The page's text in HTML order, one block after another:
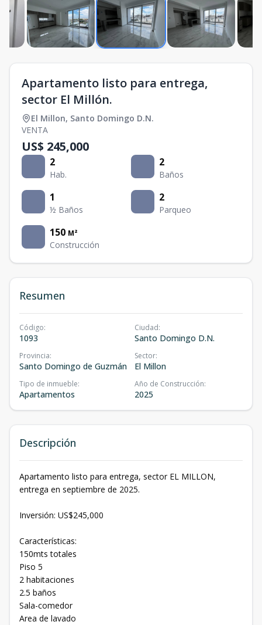
Apartamento listo para entrega,
sector El Millón.
El Millon, Santo Domingo D.N.
VENTA
US$ 245,000
2
Hab.
2
Baños
1
½ Baños
2
Parqueo
150 M²
Construcción
Resumen
Código:
1093
Ciudad:
Santo Domingo D.N.
Provincia:
Santo Domingo de Guzmán
Sector:
El Millon
Tipo de inmueble:
Apartamentos
Año de Construcción:
2025
Descripción
Apartamento listo para entrega, sector EL MILLON,
entrega en septiembre de 2025.
Inversión: US$245,000
Características:
150mts totales
Piso 5
2 habitaciones
2.5 baños
Sala-comedor
Area de lavado